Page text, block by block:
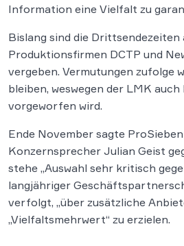
Information eine Vielfalt zu
Bislang sind die Drittsendezeiten
Produktionsfirmen DCTP und
vergeben. Vermutungen zufolge
bleiben, weswegen der LMK
vorgeworfen wird.
Ende November sagte
Konzernsprecher Julian Geist
stehe „Auswahl sehr kritisch
langjähriger
verfolgt, „über zusätzliche
„Vielfaltsmehrwert“ zu erzielen.